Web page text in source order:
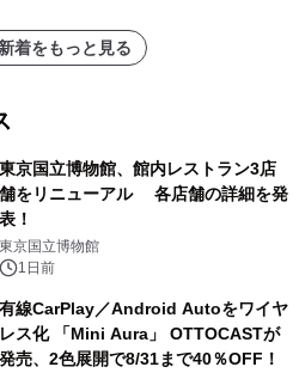
着をもっと見る
東京国立博物館、館内レストラン3店
舗をリニューアル 各店舗の詳細を発
表！
東京国立博物館
1日前
有線CarPlay／Android Autoをワイヤ
レス化 「Mini Aura」 OTTOCASTが
発売、2色展開で8/31まで40％OFF！